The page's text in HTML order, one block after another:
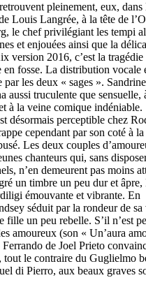
pleinement, eux, dans
Louis Langrée, à la tête de
le chef privilégiant les tempi
et enjouées ainsi que la
version 2016, c’est la tragédie
en fosse. La distribution vocale
les deux « sages ».
aussi truculente que sensuelle,
à la veine comique indéniable.
désormais perceptible chez
cependant par son coté à
Les deux couples
chanteurs qui, sans
n’en demeurent pas moins
un timbre un peu dur et âpre,
émouvante et vibrante. En
séduit par la rondeur de
fille un peu rebelle. S’il n’est
amoureux (son « Un’aura
Ferrando de Joel Prieto
tout le contraire du Guglielmo
di Pierro, aux beaux graves